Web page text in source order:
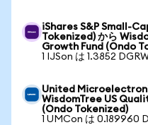
iShares S&P Small-
Tokenized) から
Growth Fund (Ondo
1 IJSon は 1.3852
United
WisdomTree US
(Ondo Tokenized)
1 UMCon は 0.189960